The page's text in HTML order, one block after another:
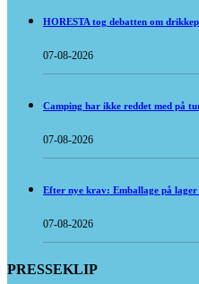
HORESTA tog debatten om
07-08-2026
Camping har ikke reddet med på
07-08-2026
Efter nye krav: Emballage på
07-08-2026
PRESSEKLIP